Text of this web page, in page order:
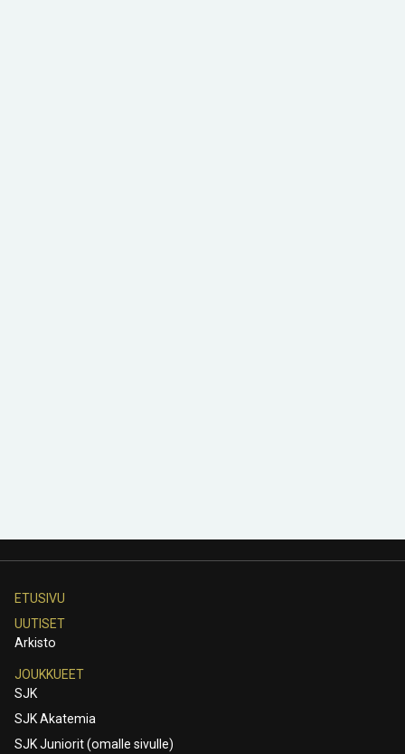
ETUSIVU
UUTISET
Arkisto
JOUKKUEET
SJK
SJK Akatemia
SJK Juniorit (omalle sivulle)